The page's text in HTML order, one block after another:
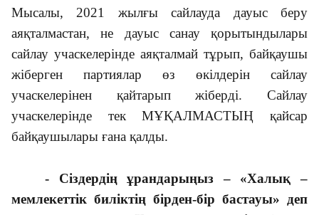
Мысалы, 2021 жылғы сайлауда дауыс беру
аяқталмастан, не дауыс санау қорытындылары
сайлау учаскелерінде аяқталмай тұрып, байқаушы
жіберген партиялар өз өкілдерін сайлау
учаскелерінен қайтарып жіберді. Сайлау
учаскелерінде тек МҰҚАЛМАСТЫҢ қайсар
байқаушылары ғана қалды.
- Сіздердің ұрандарыңыз – «Халық –
мемлекеттік биліктің бірден-бір бастауы» деп